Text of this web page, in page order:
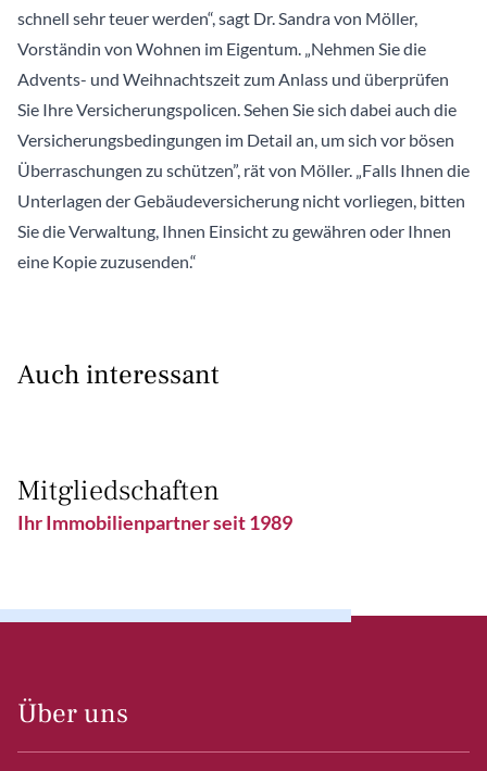
schnell sehr teuer werden“, sagt Dr. Sandra von Möller,
Vorständin von Wohnen im Eigentum. „Nehmen Sie die
Advents- und Weihnachtszeit zum Anlass und überprüfen
Sie Ihre Versicherungspolicen. Sehen Sie sich dabei auch die
Versicherungsbedingungen im Detail an, um sich vor bösen
Überraschungen zu schützen”, rät von Möller. „Falls Ihnen die
Unterlagen der Gebäudeversicherung nicht vorliegen, bitten
Sie die Verwaltung, Ihnen Einsicht zu gewähren oder Ihnen
eine Kopie zuzusenden.“
Auch interessant
Mitgliedschaften
Ihr Immobilienpartner seit 1989
Über uns